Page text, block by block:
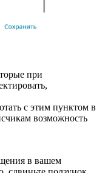
при
с этим пунктом в
возможность
в вашем